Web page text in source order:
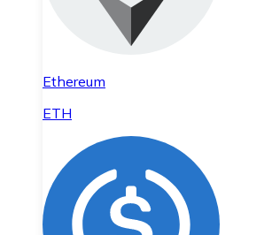
Ethereum
ETH